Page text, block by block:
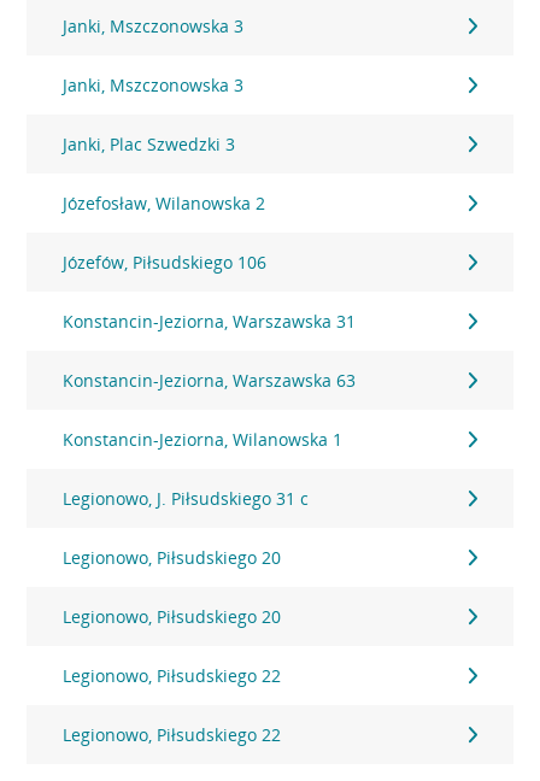
Janki, Mszczonowska 3
Janki, Mszczonowska 3
Janki, Plac Szwedzki 3
Józefosław, Wilanowska 2
Józefów, Piłsudskiego 106
Konstancin-Jeziorna, Warszawska 31
Konstancin-Jeziorna, Warszawska 63
Konstancin-Jeziorna, Wilanowska 1
Legionowo, J. Piłsudskiego 31 c
Legionowo, Piłsudskiego 20
Legionowo, Piłsudskiego 20
Legionowo, Piłsudskiego 22
Legionowo, Piłsudskiego 22